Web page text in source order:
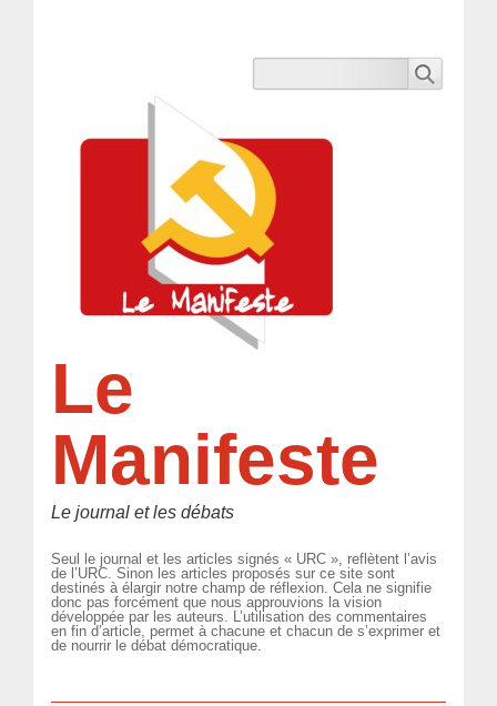
Le
Manifeste
Le journal et les débats
Seul le journal et les articles signés « URC », reflètent l’avis
de l’URC. Sinon les articles proposés sur ce site sont
destinés à élargir notre champ de réflexion. Cela ne signifie
donc pas forcément que nous approuvions la vision
développée par les auteurs. L’utilisation des commentaires
en fin d’article, permet à chacune et chacun de s’exprimer et
de nourrir le débat démocratique.